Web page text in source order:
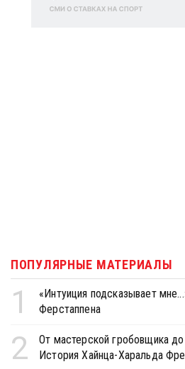
ПОПУЛЯРНЫЕ МАТЕРИАЛЫ
1
«Интуиция подсказывает
Ферстаппена
2
От мастерской гробовщика
История Хайнца-Харальда